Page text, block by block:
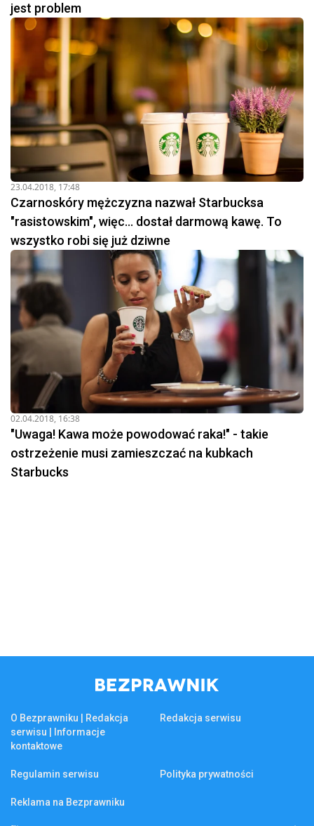
jest problem
23.04.2018, 17:48
Czarnoskóry mężczyzna nazwał Starbucksa
"rasistowskim", więc... dostał darmową kawę. To
wszystko robi się już dziwne
02.04.2018, 16:38
"Uwaga! Kawa może powodować raka!" - takie
ostrzeżenie musi zamieszczać na kubkach
Starbucks
O Bezprawniku | Redakcja
serwisu | Informacje
kontaktowe
Redakcja serwisu
Regulamin serwisu Polityka prywatności
Reklama na Bezprawniku